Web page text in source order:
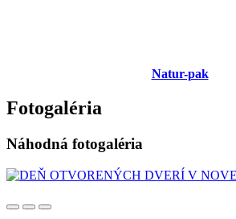
Natur-pak
Fotogaléria
Náhodná fotogaléria